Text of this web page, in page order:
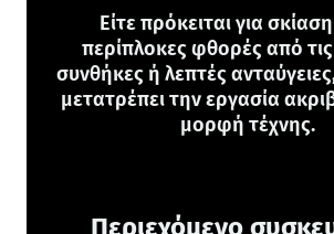
Είτε πρόκειται για
περίπλοκες φθορές από τις
συνθήκες ή λεπτές
μετατρέπει την εργασία
μορφή τέχνης.
Περιεχόμενο